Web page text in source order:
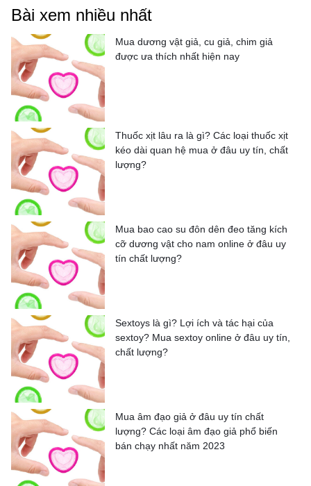
Bài xem nhiều nhất
Mua dương vật giả, cu giả, chim giả
được ưa thích nhất hiện nay
Thuốc xịt lâu ra là gì? Các loại thuốc xịt
kéo dài quan hệ mua ở đâu uy tín, chất
lượng?
Mua bao cao su đôn dên đeo tăng kích
cỡ dương vật cho nam online ở đâu uy
tín chất lượng?
Sextoys là gì? Lợi ích và tác hại của
sextoy? Mua sextoy online ở đâu uy tín,
chất lượng?
Mua âm đạo giả ở đâu uy tín chất
lượng? Các loại âm đạo giả phổ biến
bán chạy nhất năm 2023